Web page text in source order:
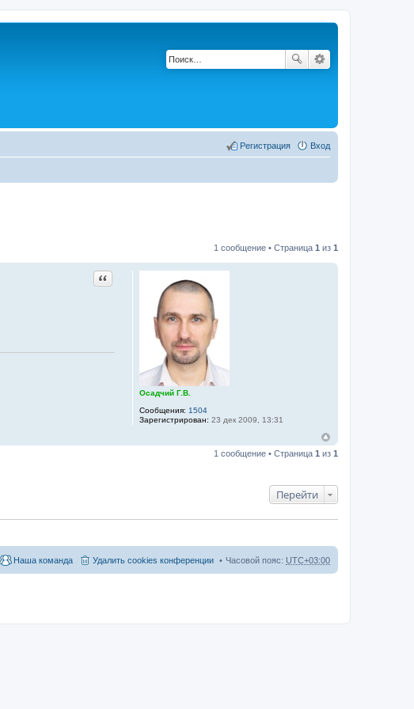
Вход
Регистрация
1 сообщение • Страница 1 из 1
Осадчий Г.В.
Сообщения: 1504
Зарегистрирован: 23 дек 2009, 13:31
Цитата
1 сообщение • Страница 1 из 1
Перейти
Часовой пояс: UTC+03:00
Удалить cookies конференции
Наша команда